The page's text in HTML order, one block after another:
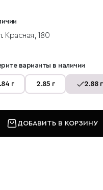
Красная, 180
варианты в наличии
г 2.85 г 2.88 г
ДОБАВИТЬ В КОРЗИНУ